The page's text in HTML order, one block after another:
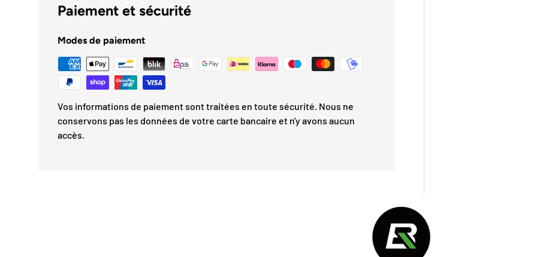
Paiement et sécurité
Modes de paiement
Vos informations de paiement sont traitées en toute sécurité. Nous ne
conservons pas les données de votre carte bancaire et n'y avons aucun
accès.